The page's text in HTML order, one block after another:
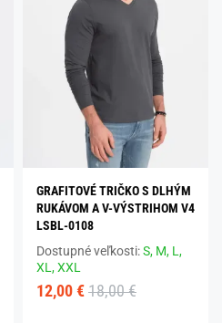
GRAFITOVÉ TRIČKO S DLHÝM
RUKÁVOM A V-VÝSTRIHOM V4
LSBL-0108
Dostupné veľkosti:S, M, L,
XL,XXL
12,00 € 18,00 €